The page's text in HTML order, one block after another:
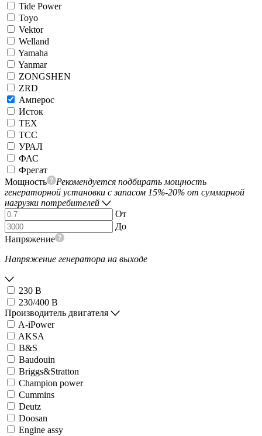
Tide Power
Toyo
Vektor
Welland
Yamaha
Yanmar
ZONGSHEN
ZRD
Амперос
Исток
ТЕХ
ТСС
УРАЛ
ФАС
Фрегат
Мощность
Рекомендуется подбирать мощность
генераторной установки с запасом 15%-20% от суммарной
нагрузки потребителей
От
До
Напряжение
Напряжение генератора на выходе
230 В
230/400 В
Производитель двигателя
A-iPower
AKSA
B&S
Baudouin
Briggs&Stratton
Champion power
Cummins
Deutz
Doosan
Engine assy